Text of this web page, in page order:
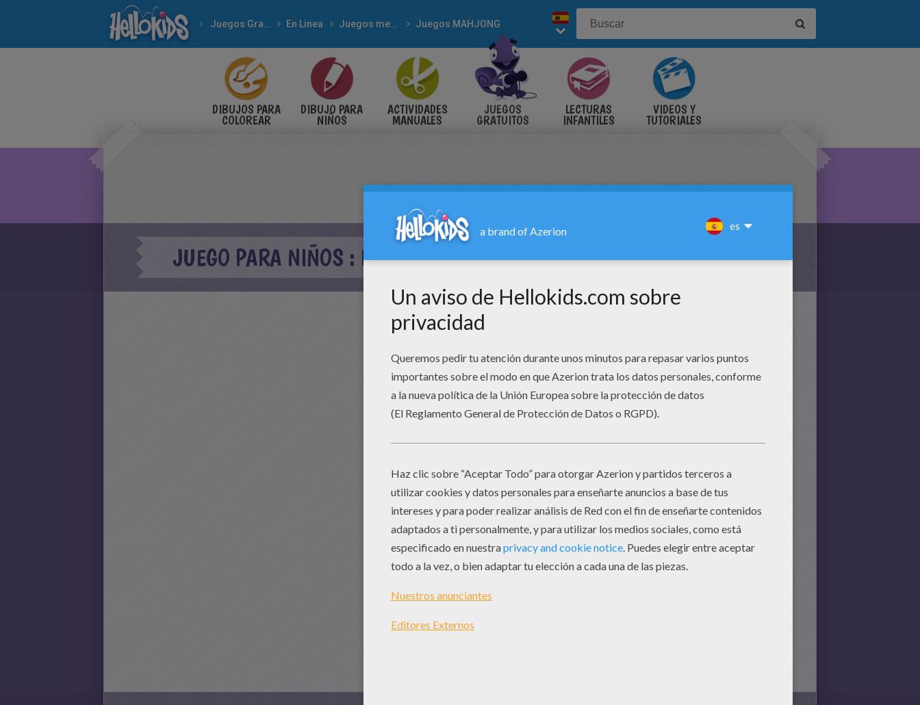
Juegos Gratuitos En Linea Juegos mentales Juegos MAHJONG
DIBUJOS PARA
COLOREAR
DIBUJO PARA
NIÑOS
ACTIVIDADES
MANUALES
JUEGOS
GRATUITOS
LECTURAS
INFANTILES
VIDEOS Y
TUTORIALES
JUEGO PARA NIÑOS : MAHJONG CONNECT 2